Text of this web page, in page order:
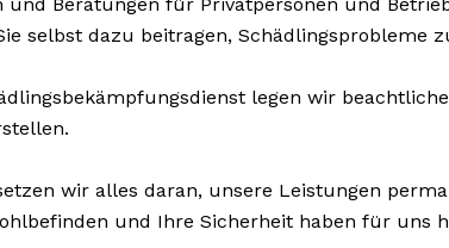
selbst dazu beitragen, Schädlingsprobleme
legen wir
wir alles daran, unsere Leistungen
und Ihre Sicherheit haben für uns